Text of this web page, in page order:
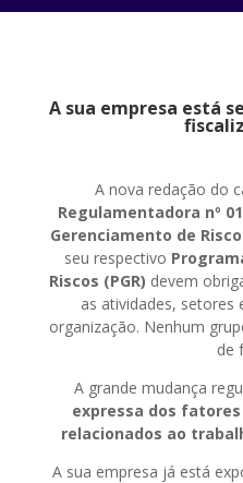
A sua empresa está
A nova redação do
Regulamentadora nº
Gerenciamento de
seu respectivo
Riscos (PGR) devem
as atividades, setores
organização. Nenhum
de
A grande mudança
expressa dos
relacionados ao
A sua empresa já está